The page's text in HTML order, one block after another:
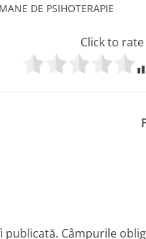
DE PSIHOTERAPIE
Click to
publicată. Câmpurile